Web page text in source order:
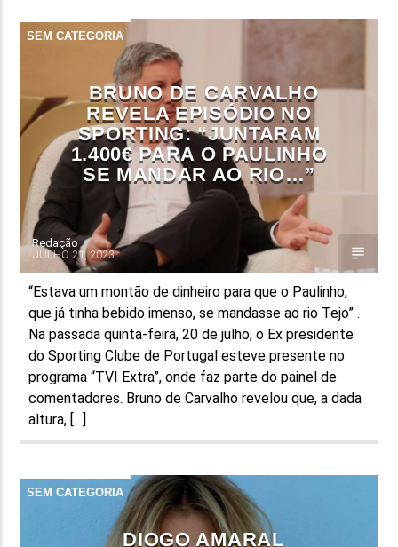
SEM CATEGORIA
BRUNO DE CARVALHO
REVELA EPISÓDIO NO
SPORTING: “JUNTARAM
1.400€ PARA O PAULINHO
SE MANDAR AO RIO…”
Redação
JULHO 21, 2023
“Estava um montão de dinheiro para que o Paulinho,
que já tinha bebido imenso, se mandasse ao rio Tejo” .
Na passada quinta-feira, 20 de julho, o Ex presidente
do Sporting Clube de Portugal esteve presente no
programa “TVI Extra”, onde faz parte do painel de
comentadores. Bruno de Carvalho revelou que, a dada
altura, […]
SEM CATEGORIA
DIOGO AMARAL